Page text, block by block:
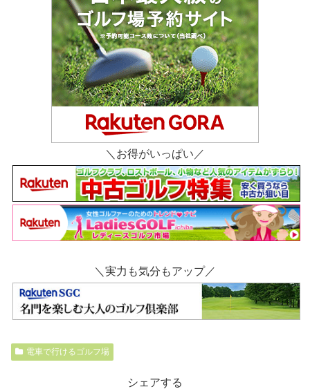
＼お得がいっぱい／
＼実力も気分もアップ／
電車で行けるゴルフ場
シェアする